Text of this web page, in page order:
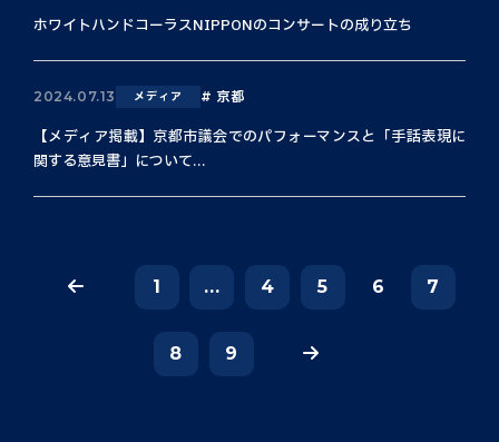
ホワイトハンドコーラスNIPPONのコンサートの成り立ち
2024.07.13 メディア 京都
【メディア掲載】京都市議会でのパフォーマンスと「手話表現に
関する意見書」について...
1 ... 4 5 6 7
8 9